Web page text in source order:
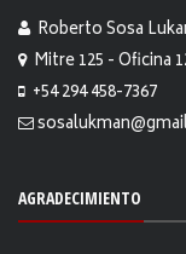
Roberto Sosa
Mitre 125 - Oficina
+54 294 458-7367
AGRADECIMIENTO